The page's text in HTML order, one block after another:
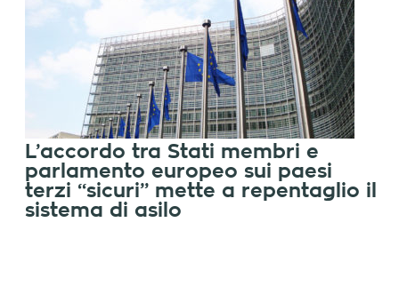
L’accordo tra Stati membri e
parlamento europeo sui paesi
terzi “sicuri” mette a repentaglio il
sistema di asilo